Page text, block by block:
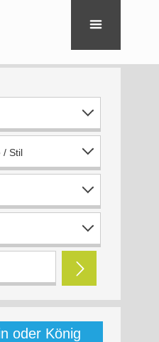
/ Stil
oder König